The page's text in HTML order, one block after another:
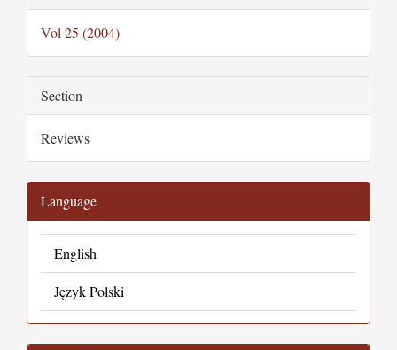
Details
Vol 25 (2004)
Section
Reviews
Language
English
Język Polski